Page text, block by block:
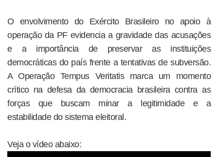
O envolvimento do Exército Brasileiro no apoio à
operação da PF evidencia a gravidade das acusações
e a importância de preservar as instituições
democráticas do país frente a tentativas de subversão.
A Operação Tempus Veritatis marca um momento
crítico na defesa da democracia brasileira contra as
forças que buscam minar a legitimidade e a
estabilidade do sistema eleitoral.
Veja o vídeo abaixo: